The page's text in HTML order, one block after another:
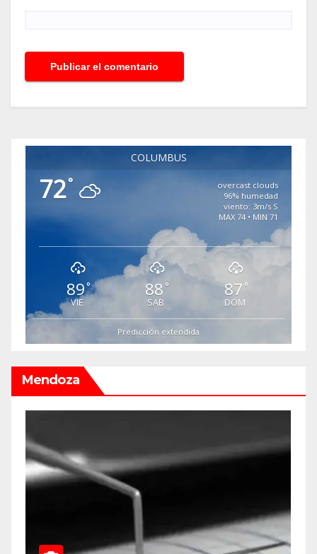
COLUMBUS
72°
overcast clouds
96% humedad
viento: 3m/s S
MAX 74 • MIN 71
89°
VIE
88 °
SAB
87 °
DOM
Predicción extendida
Mendoza